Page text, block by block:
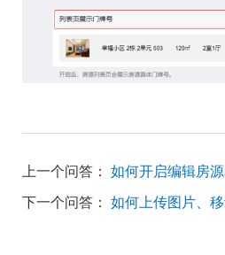
上一个问答：
下一个问答：